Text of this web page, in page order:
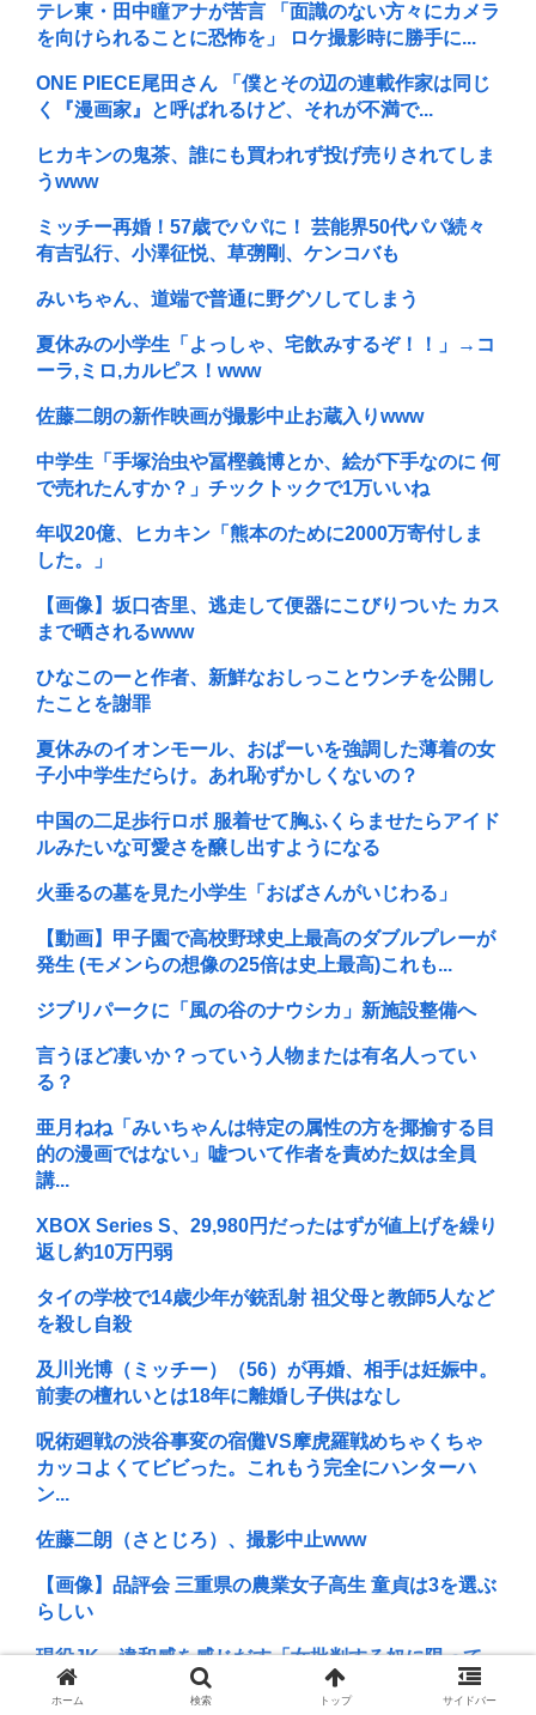
テレ東・田中瞳アナが苦言 「面識のない方々にカメラ
を向けられることに恐怖を」 ロケ撮影時に勝手に...
ONE PIECE尾田さん 「僕とその辺の連載作家は同じ
く『漫画家』と呼ばれるけど、それが不満で...
ヒカキンの鬼茶、誰にも買われず投げ売りされてしま
うwww
ミッチー再婚！57歳でパパに！ 芸能界50代パパ続々
有吉弘行、小澤征悦、草彅剛、ケンコバも
みいちゃん、道端で普通に野グソしてしまう
夏休みの小学生「よっしゃ、宅飲みするぞ！！」→コ
ーラ,ミロ,カルピス！www
佐藤二朗の新作映画が撮影中止お蔵入りwww
中学生「手塚治虫や冨樫義博とか、絵が下手なのに 何
で売れたんすか？」チックトックで1万いいね
年収20億、ヒカキン「熊本のために2000万寄付しま
した。」
【画像】坂口杏里、逃走して便器にこびりついた カス
まで晒されるwww
ひなこのーと作者、新鮮なおしっことウンチを公開し
たことを謝罪
夏休みのイオンモール、おぱーいを強調した薄着の女
子小中学生だらけ。あれ恥ずかしくないの？
中国の二足歩行ロボ 服着せて胸ふくらませたらアイド
ルみたいな可愛さを醸し出すようになる
火垂るの墓を見た小学生「おばさんがいじわる」
【動画】甲子園で高校野球史上最高のダブルプレーが
発生 (モメンらの想像の25倍は史上最高)これも...
ジブリパークに「風の谷のナウシカ」新施設整備へ
言うほど凄いか？っていう人物または有名人ってい
る？
亜月ねね「みいちゃんは特定の属性の方を揶揄する目
的の漫画ではない」嘘ついて作者を責めた奴は全員
講...
XBOX Series S、29,980円だったはずが値上げを繰り
返し約10万円弱
タイの学校で14歳少年が銃乱射 祖父母と教師5人など
を殺し自殺
及川光博（ミッチー）（56）が再婚、相手は妊娠中。
前妻の檀れいとは18年に離婚し子供はなし
呪術廻戦の渋谷事変の宿儺VS摩虎羅戦めちゃくちゃ
カッコよくてビビった。これもう完全にハンターハ
ン...
佐藤二朗（さとじろ）、撮影中止www
【画像】品評会 三重県の農業女子高生 童貞は3を選ぶ
らしい
現役JK、違和感を感じだす「女批判する奴に限って
女でヌイてたりするから意味わからなくなってきた ...
ホーム 検索 トップ サイドバー